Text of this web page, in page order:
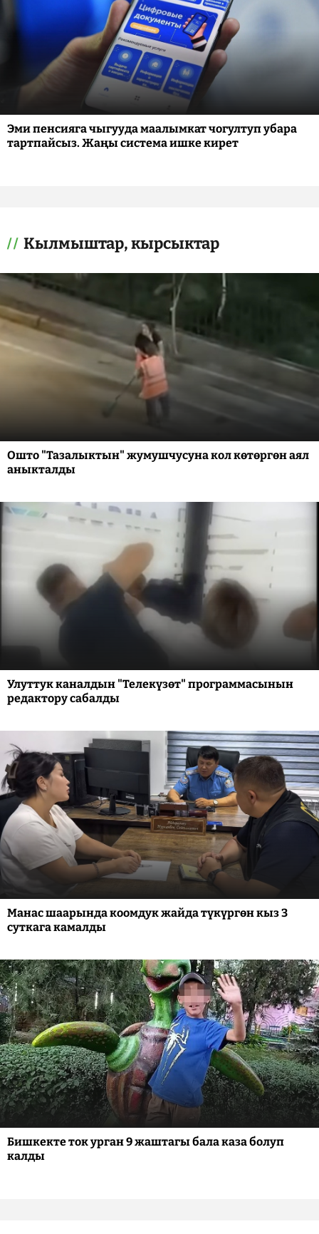
Эми пенсияга чыгууда маалымкат чогултуп убара
тартпайсыз. Жаңы система ишке кирет
Кылмыштар, кырсыктар
Ошто "Тазалыктын" жумушчусуна кол көтөргөн аял
аныкталды
Улуттук каналдын "Телекүзөт" программасынын
редактору сабалды
Манас шаарында коомдук жайда түкүргөн кыз 3
суткага камалды
Бишкекте ток урган 9 жаштагы бала каза болуп
калды